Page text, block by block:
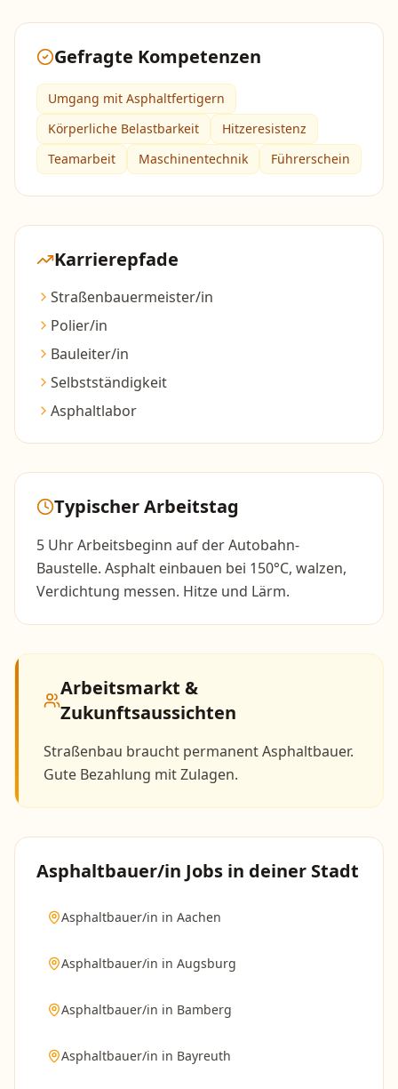
Gefragte Kompetenzen
Umgang mit Asphaltfertigern
Körperliche Belastbarkeit
Hitzeresistenz
Teamarbeit
Maschinentechnik Führerschein
Karrierepfade
Straßenbauermeister/in
Polier/in
Bauleiter/in
Selbstständigkeit
Asphaltlabor
Typischer Arbeitstag
5 Uhr Arbeitsbeginn auf der Autobahn-
Baustelle. Asphalt einbauen bei 150°C, walzen,
Verdichtung messen. Hitze und Lärm.
Arbeitsmarkt &
Zukunftsaussichten
Straßenbau braucht permanent Asphaltbauer.
Gute Bezahlung mit Zulagen.
Asphaltbauer/in Jobs in deiner Stadt
Asphaltbauer/in in Aachen
Asphaltbauer/in in Augsburg
Asphaltbauer/in in Bamberg
Asphaltbauer/in in Bayreuth